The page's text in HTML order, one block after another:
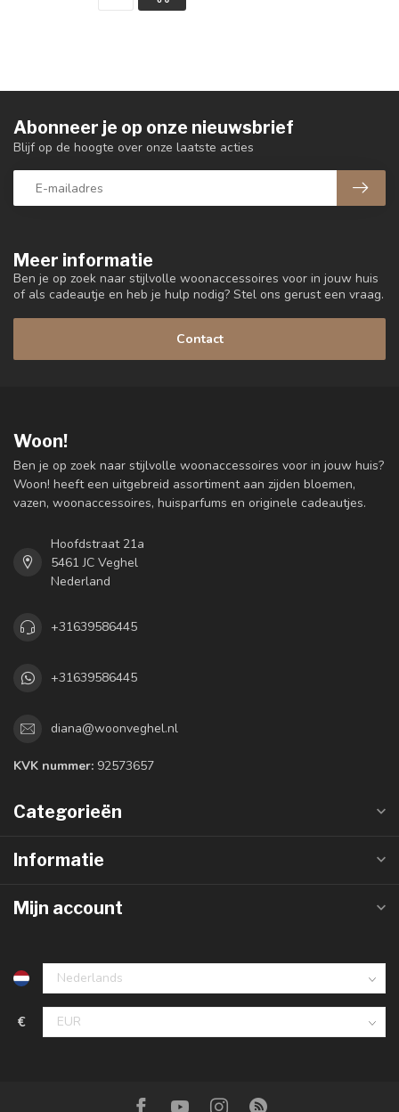
Meer informatie
Ben je op zoek naar stijlvolle woonaccessoires voor in jouw huis
of als cadeautje en heb je hulp nodig? Stel ons gerust een vraag.
Contact
Abonneer je op onze nieuwsbrief
Blijf op de hoogte over onze laatste acties
Woon!
Ben je op zoek naar stijlvolle woonaccessoires voor in jouw huis?
Woon! heeft een uitgebreid assortiment aan zijden bloemen,
vazen, woonaccessoires, huisparfums en originele cadeautjes.
Hoofdstraat 21a
5461 JC Veghel
Nederland
+31639586445
+31639586445
diana@woonveghel.nl
KVK nummer: 92573657
Categorieën
Informatie
Mijn account
€